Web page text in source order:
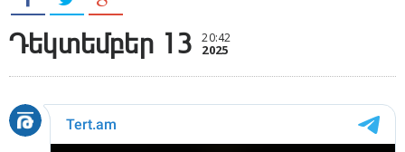
Դեկտեմբեր 13 20:42
2025